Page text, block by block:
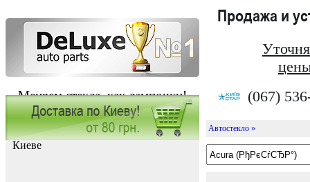
Меняем стекла, как лампочки!
Продажа и
(067)
Заказать установку автостекла в
Киеве
Автостекло »